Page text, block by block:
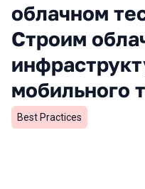
облачном
Строим
мобильного
Best Practices